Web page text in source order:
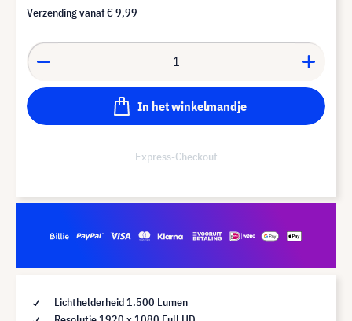
Verzending vanaf€ 9,99
In het winkelmandje
Express-Checkout
Lichthelderheid 1.500 Lumen